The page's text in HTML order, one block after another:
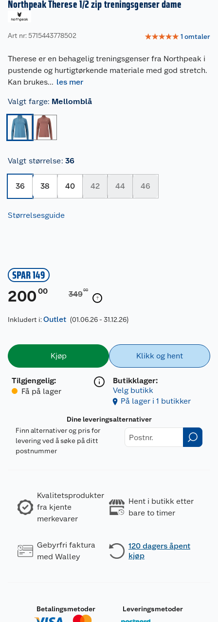
Northpeak Therese 1/2 zip treningsgenser dame
Art nr: 5715443778502 ☆☆☆☆☆ 1 omtaler
Therese er en behagelig treningsgenser fra Northpeak i
pustende og hurtigtørkende materiale med god stretch.
Kan brukes... les mer
Valgt farge: Mellomblå
Valgt størrelse: 36
36 38 40 42 44 46
Størrelsesguide
SPAR 149
200 00 34900
Inkludert i:Outlet (01.06.26 - 31.12.26)
Kjøp
Tilgjengelig:
Få på lager
Klikk og hent
Butikklager:
Velg butikk
På lager i 1 butikker
Dine leveringsalternativer
Finn alternativer og pris for
levering ved å søke på ditt
postnummer
Kvalitetsprodukter
fra kjente
merkevarer
Hent i butikk etter
bare to timer
Gebyrfri faktura
med Walley
120 dagers åpent
kjøp
Betalingsmetoder Leveringsmetoder